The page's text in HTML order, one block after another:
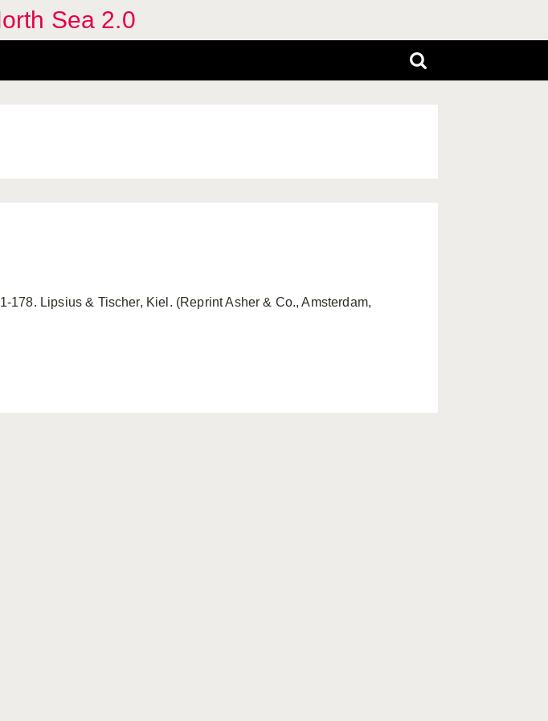
Sea 2.0
Lipsius & Tischer, Kiel. (Reprint Asher & Co., Amsterdam,